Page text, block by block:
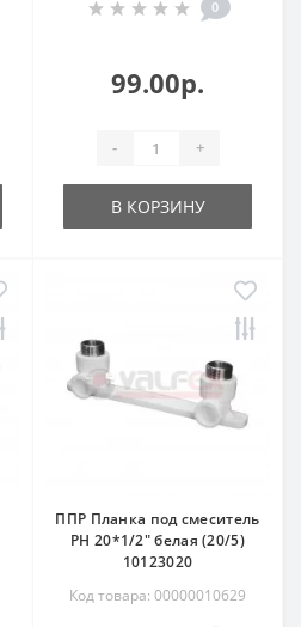
0
99.00р.
- +
В КОРЗИНУ
ППР Планка под смеситель
РН 20*1/2" белая (20/5)
10123020
Код товара: 00000010629